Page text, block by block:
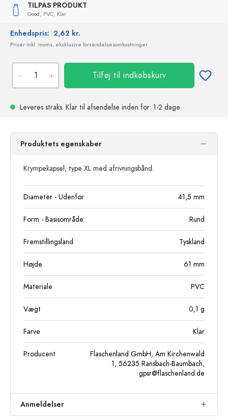
TILPAS PRODUKT
Good, PVC, Klar
Enhedspris: 2,62 kr.
Priser inkl. moms, eksklusive forsendelsesomkostninger
Tilføj til indkøbskurv
Leveres straks. Klar til afsendelse inden for: 1-2 dage
Produktets egenskaber
Krympekapsel, type XL med afrivningsbånd.
Diameter - Udenfor 41,5 mm
Form - Basisområde Rund
Fremstillingsland Tyskland
Højde 61 mm
Materiale PVC
Vægt 0,1 g
Farve Klar
Producent
Flaschenland GmbH, Am Kirchenwald
1, 56235 Ransbach-Baumbach,
gpsr@flaschenland.de
Anmeldelser